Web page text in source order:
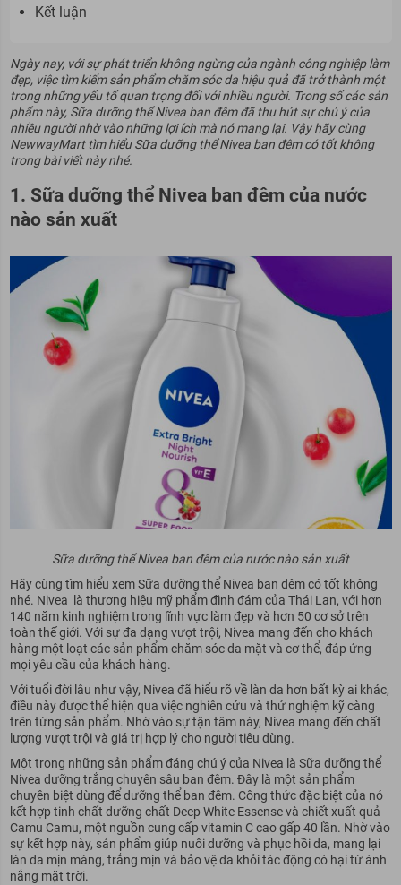
Kết luận
Ngày nay, với sự phát triển không ngừng của ngành công nghiệp làm
đẹp, việc tìm kiếm sản phẩm chăm sóc da hiệu quả đã trở thành một
trong những yếu tố quan trọng đối với nhiều người. Trong số các sản
phẩm này, Sữa dưỡng thể Nivea ban đêm đã thu hút sự chú ý của
nhiều người nhờ vào những lợi ích mà nó mang lại. Vậy hãy cùng
NewwayMart tìm hiểu Sữa dưỡng thể Nivea ban đêm có tốt không
trong bài viết này nhé.
1. Sữa dưỡng thể Nivea ban đêm của nước
nào sản xuất
Sữa dưỡng thể Nivea ban đêm của nước nào sản xuất
Hãy cùng tìm hiểu xem Sữa dưỡng thể Nivea ban đêm có tốt không
nhé. Nivea là thương hiệu mỹ phẩm đình đám của Thái Lan, với hơn
140 năm kinh nghiệm trong lĩnh vực làm đẹp và hơn 50 cơ sở trên
toàn thế giới. Với sự đa dạng vượt trội, Nivea mang đến cho khách
hàng một loạt các sản phẩm chăm sóc da mặt và cơ thể, đáp ứng
mọi yêu cầu của khách hàng.
Với tuổi đời lâu như vậy, Nivea đã hiểu rõ về làn da hơn bất kỳ ai khác,
điều này được thể hiện qua việc nghiên cứu và thử nghiệm kỹ càng
trên từng sản phẩm. Nhờ vào sự tận tâm này, Nivea mang đến chất
lượng vượt trội và giá trị hợp lý cho người tiêu dùng.
Một trong những sản phẩm đáng chú ý của Nivea là Sữa dưỡng thể
Nivea dưỡng trắng chuyên sâu ban đêm. Đây là một sản phẩm
chuyên biệt dùng để dưỡng thể ban đêm. Công thức đặc biệt của nó
kết hợp tinh chất dưỡng chất Deep White Essense và chiết xuất quả
Camu Camu, một nguồn cung cấp vitamin C cao gấp 40 lần. Nhờ vào
sự kết hợp này, sản phẩm giúp nuôi dưỡng và phục hồi da, mang lại
làn da mịn màng, trắng mịn và bảo vệ da khỏi tác động có hại từ ánh
nắng mặt trời.